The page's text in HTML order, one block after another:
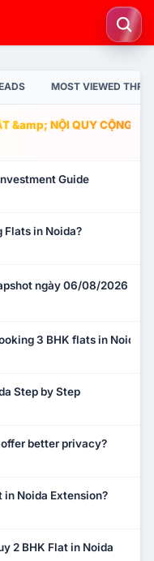
MOST VIEWED
&amp; NỘI QUY CỘNG
Guide
Flats in Noida?
ngày 06/08/2026
3 BHK flats in Noida?
Step by Step
better privacy?
in Noida Extension?
2 BHK Flat in Noida